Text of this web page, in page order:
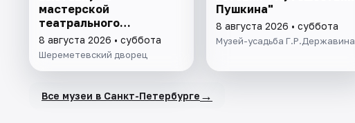
мастерской
театрального
художника"
8 августа 2026 • суббота
Шереметевский дворец
Пушкина"
8 августа 2026 • суббота
Музей-усадьба Г.Р.Державина
Все музеи в Санкт-Петербурге →